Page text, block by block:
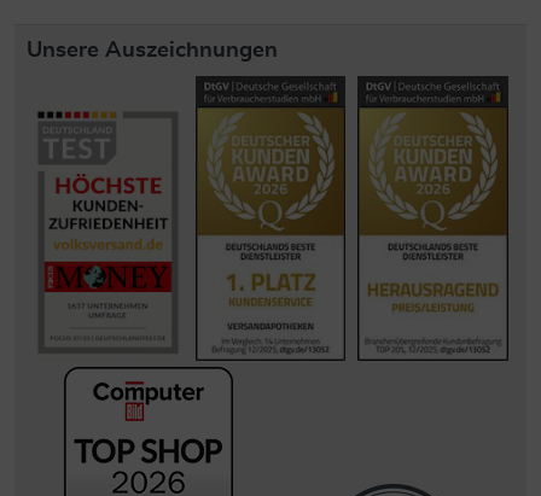
Unsere Auszeichnungen